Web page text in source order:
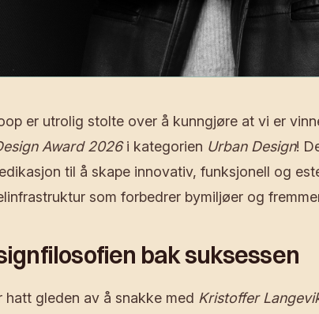
er utrolig stolte over å kunngjøre at vi er
Award 2026i kategorien Urban Design!
til å skape innovativ, funksjonell og
som forbedrer bymiljøer og
bak suksessen
hatt gleden av å snakke med Kristoffer